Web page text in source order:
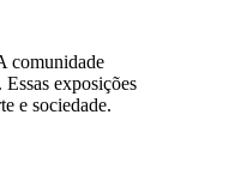
comunidade
exposições
e sociedade.